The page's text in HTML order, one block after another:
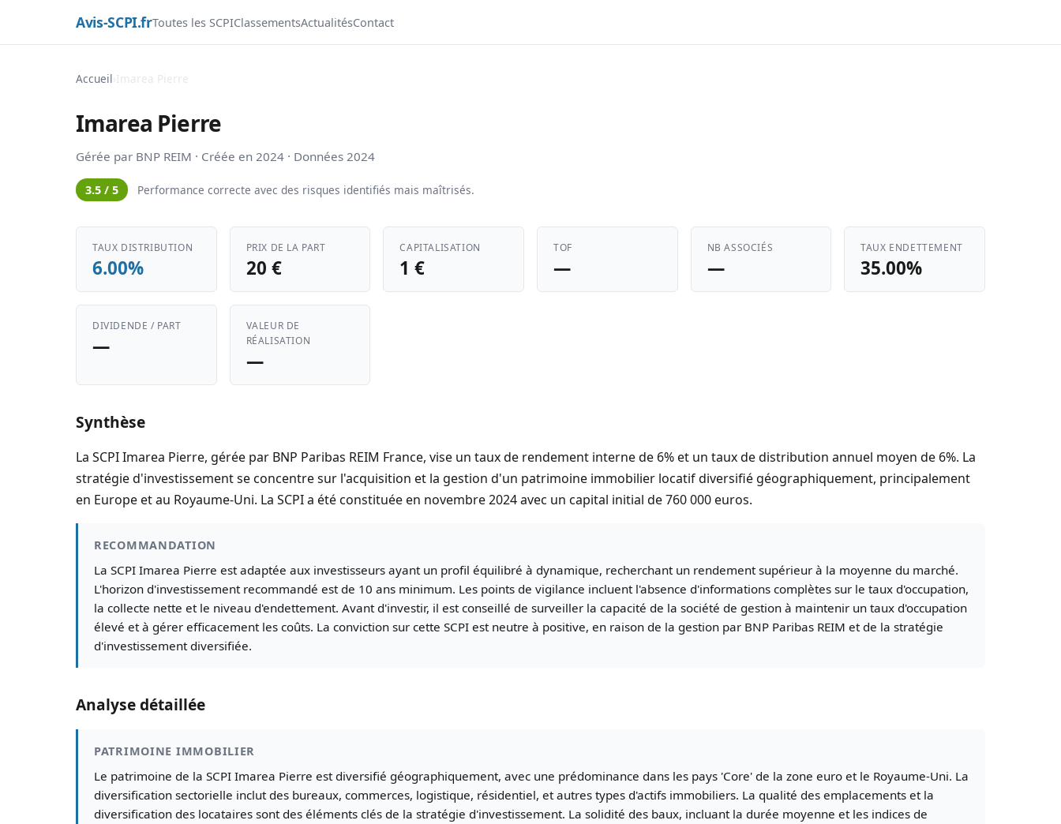
Avis-SCPI.frToutes les SCPIClassementsActualitésContact
Accueil›Imarea Pierre
Imarea Pierre
Gérée par BNP REIM · Créée en 2024 · Données 2024
3.5 / 5 Performance correcte avec des risques identifiés mais maîtrisés.
TAUX DISTRIBUTION
6.00%
PRIX DE LA PART
20 €
CAPITALISATION
1 €
TOF
—
NB ASSOCIÉS
—
TAUX ENDETTEMENT
35.00%
DIVIDENDE / PART
—
VALEUR DE
RÉALISATION
—
Synthèse
La SCPI Imarea Pierre, gérée par BNP Paribas REIM France, vise un taux de rendement interne de 6% et un taux de distribution annuel moyen de 6%. La
stratégie d'investissement se concentre sur l'acquisition et la gestion d'un patrimoine immobilier locatif diversifié géographiquement, principalement
en Europe et au Royaume-Uni. La SCPI a été constituée en novembre 2024 avec un capital initial de 760 000 euros.
RECOMMANDATION
La SCPI Imarea Pierre est adaptée aux investisseurs ayant un profil équilibré à dynamique, recherchant un rendement supérieur à la moyenne du marché.
L'horizon d'investissement recommandé est de 10 ans minimum. Les points de vigilance incluent l'absence d'informations complètes sur le taux d'occupation,
la collecte nette et le niveau d'endettement. Avant d'investir, il est conseillé de surveiller la capacité de la société de gestion à maintenir un taux d'occupation
élevé et à gérer efficacement les coûts. La conviction sur cette SCPI est neutre à positive, en raison de la gestion par BNP Paribas REIM et de la stratégie
d'investissement diversifiée.
Analyse détaillée
PATRIMOINE IMMOBILIER
Le patrimoine de la SCPI Imarea Pierre est diversifié géographiquement, avec une prédominance dans les pays 'Core' de la zone euro et le Royaume-Uni. La
diversification sectorielle inclut des bureaux, commerces, logistique, résidentiel, et autres types d'actifs immobiliers. La qualité des emplacements et la
diversification des locataires sont des éléments clés de la stratégie d'investissement. La solidité des baux, incluant la durée moyenne et les indices de